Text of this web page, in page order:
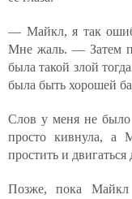
— Майкл, я так
Мне жаль. — Затем
была такой злой
была быть хорошей
Слов у меня не
просто кивнула, а
простить и двигаться
Позже, пока Майкл